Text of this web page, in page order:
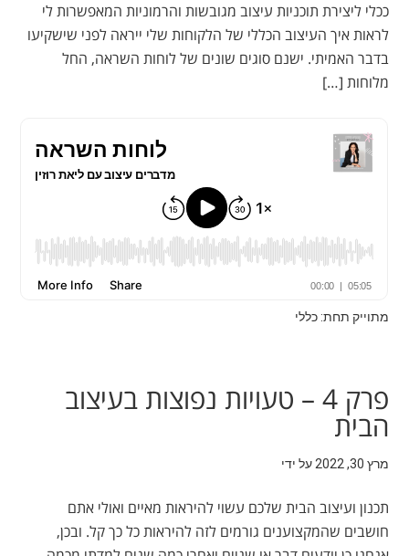
ככלי ליצירת תוכניות עיצוב מגובשות והרמוניות המאפשרות לי
לראות איך העיצוב הכללי של הלקוחות שלי ייראה לפני שישקיעו
בדבר האמיתי. ישנם סוגים שונים של לוחות השראה, החל
מלוחות […]
מתוייק תחת: כללי
פרק 4 – טעויות נפוצות בעיצוב
הבית
מרץ 30, 2022 על ידי
תכנון ועיצוב הבית שלכם עשוי להיראות מאיים ואולי אתם
חושבים שהמקצוענים גורמים לזה להיראות כל כך קל. ובכן,